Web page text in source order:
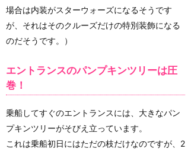
場合は内装がスターウォーズになるそうです
が、それはそのクルーズだけの特別装飾になる
のだそうです。）
エントランスのパンプキンツリーは圧
巻！
乗船してすぐのエントランスには、大きなパン
プキンツリーがそびえ立っています。
これは乗船初日にはただの枝だけなのですが、2